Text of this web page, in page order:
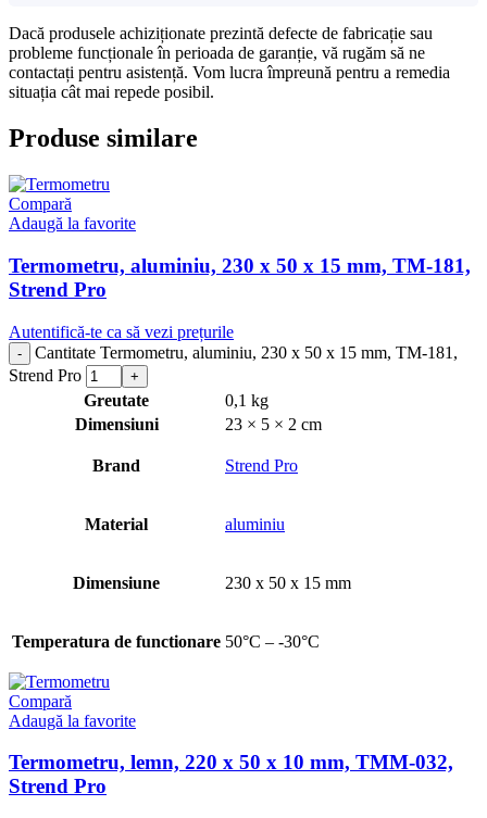
Dacă produsele achiziționate prezintă defecte de fabricație sau
probleme funcționale în perioada de garanție, vă rugăm să ne
contactați pentru asistență. Vom lucra împreună pentru a remedia
situația cât mai repede posibil.
Produse similare
Compară
Adaugă la favorite
Termometru, aluminiu, 230 x 50 x 15 mm, TM-181,
Strend Pro
Autentifică-te ca să vezi prețurile
Cantitate Termometru, aluminiu, 230 x 50 x 15 mm, TM-181,
Strend Pro
Greutate
0,1 kg
Dimensiuni
23 × 5 × 2 cm
Brand Strend Pro
Material aluminiu
Dimensiune 230 x 50 x 15 mm
Temperatura de functionare 50°C – -30°C
Compară
Adaugă la favorite
Termometru, lemn, 220 x 50 x 10 mm, TMM-032,
Strend Pro